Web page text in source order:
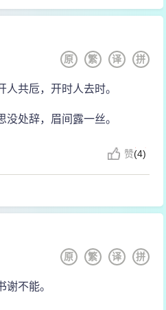
拼
译
繁
原
共卮，开时人去时。
处辞，眉间露一丝。
赞(4)
拼
译
繁
原
谢不能。